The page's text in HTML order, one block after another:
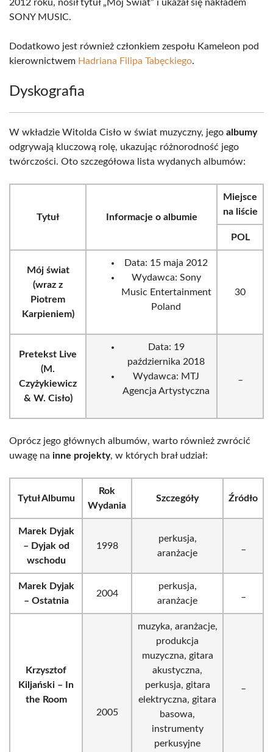
2012 roku, nosił tytuł „Mój Świat” i ukazał się nakładem
SONY MUSIC.
Dodatkowo jest również członkiem zespołu Kameleon pod
kierownictwem Hadriana Filipa Tabęckiego.
Dyskografia
W wkładzie Witolda Cisło w świat muzyczny, jego albumy
odgrywają kluczową rolę, ukazując różnorodność jego
twórczości. Oto szczegółowa lista wydanych albumów:
Tytuł Informacje o albumie
Miejsce
na liście
POL
Mój świat
(wraz z
Piotrem
Karpieniem)
Data: 15 maja 2012
Wydawca: Sony
Music Entertainment
Poland
30
Pretekst Live
(M.
Czyżykiewicz
& W. Cisło)
Data: 19
października 2018
Wydawca: MTJ
Agencja Artystyczna
Oprócz jego głównych albumów, warto również zwrócić
uwagę na inne projekty, w których brał udział:
Tytuł Albumu
Rok
Wydania
Szczegóły Źródło
Marek Dyjak
– Dyjak od
wschodu
1998
perkusja,
aranżacje
Marek Dyjak
– Ostatnia
2004
perkusja,
aranżacje
Krzysztof
Kiljański – In
the Room
2005
muzyka, aranżacje,
produkcja
muzyczna, gitara
akustyczna,
perkusja, gitara
elektryczna, gitara
basowa,
instrumenty
perkusyjne